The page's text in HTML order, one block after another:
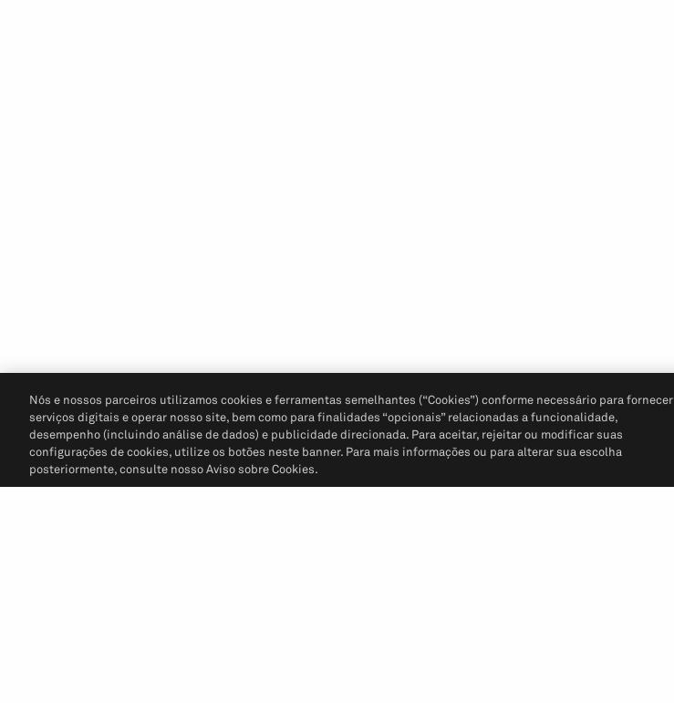
Nós e nossos parceiros utilizamos cookies e ferramentas semelhantes (“Cookies”) conforme necessário para fornecer
serviços digitais e operar nosso site, bem como para finalidades “opcionais” relacionadas a funcionalidade,
desempenho (incluindo análise de dados) e publicidade direcionada. Para aceitar, rejeitar ou modificar suas
configurações de cookies, utilize os botões neste banner. Para mais informações ou para alterar sua escolha
posteriormente, consulte nosso Aviso sobre Cookies.